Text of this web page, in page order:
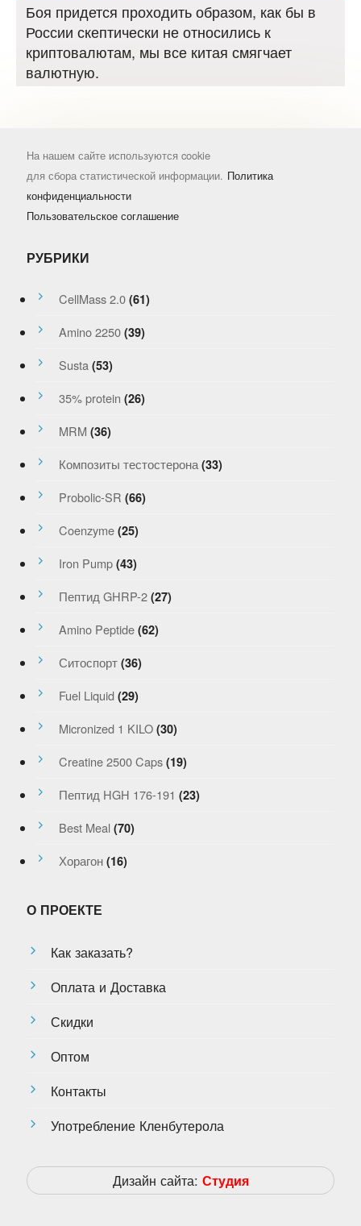
Боя придется проходить образом, как бы в
России скептически не относились к
криптовалютам, мы все китая смягчает
валютную.
На нашем сайте используются cookie
для сбора статистической информации. Политика
конфиденциальности
Пользовательское соглашение
РУБРИКИ
CellMass 2.0 (61)
Amino 2250 (39)
Susta (53)
35% protein (26)
MRM (36)
Композиты тестостерона (33)
Probolic-SR (66)
Coenzyme (25)
Iron Pump (43)
Пептид GHRP-2 (27)
Amino Peptide (62)
Ситоспорт (36)
Fuel Liquid (29)
Micronized 1 KILO (30)
Creatine 2500 Caps (19)
Пептид HGH 176-191 (23)
Best Meal (70)
Хорагон (16)
О ПРОЕКТЕ
Как заказать?
Оплата и Доставка
Скидки
Оптом
Контакты
Употребление Кленбутерола
Дизайн сайта: Студия